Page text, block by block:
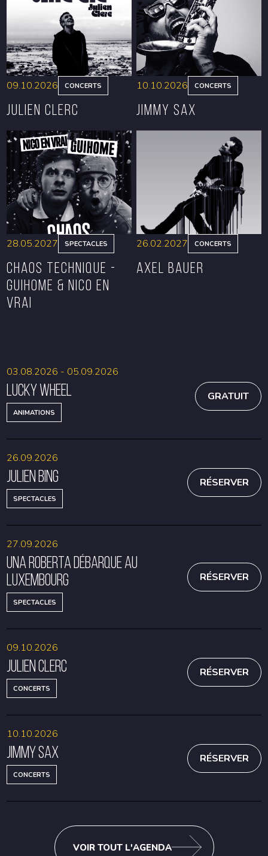
RÉSERVER
09.10.2026 CONCERTS
Julien Clerc
RÉSERVER
10.10.2026 CONCERTS
Jimmy Sax
28.05.2027 SPECTACLES
CHAOS TECHNIQUE -
GUIHOME & NICO EN
VRAI
26.02.2027 CONCERTS
Axel Bauer
Lucky Wheel
ANIMATIONS
03.08.2026 - 05.09.2026
GRATUIT
Julien Bing
SPECTACLES
26.09.2026
RÉSERVER
Una Roberta débarque au
Luxembourg
SPECTACLES
27.09.2026
RÉSERVER
Julien Clerc
CONCERTS
09.10.2026
RÉSERVER
Jimmy Sax
CONCERTS
10.10.2026
RÉSERVER
VOIR TOUT L'AGENDA